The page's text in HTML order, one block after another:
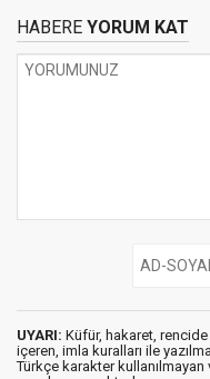
HABERE YORUM KAT
UYARI: Küfür, hakaret,
içeren, imla kuralları ile
Türkçe karakter